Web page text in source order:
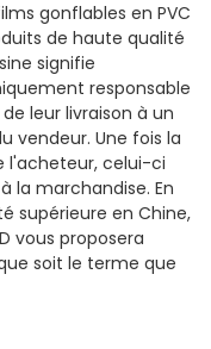
gonflables en PVC
de haute qualité
signifie
responsable
leur livraison à un
vendeur. Une fois la
l'acheteur, celui-ci
la marchandise. En
supérieure en Chine,
vous proposera
soit le terme que